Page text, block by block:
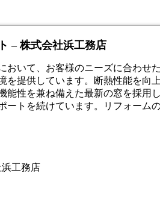
– 株式会社浜工務店
おいて、お客様のニーズに合わ
を提供しています。断熱性能を
能性を兼ね備えた最新の窓を採
ートを続けています。リフォーム